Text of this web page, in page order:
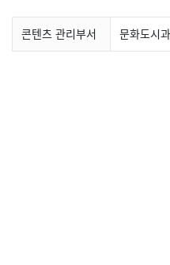
콘텐츠 관리부서 문화도시과